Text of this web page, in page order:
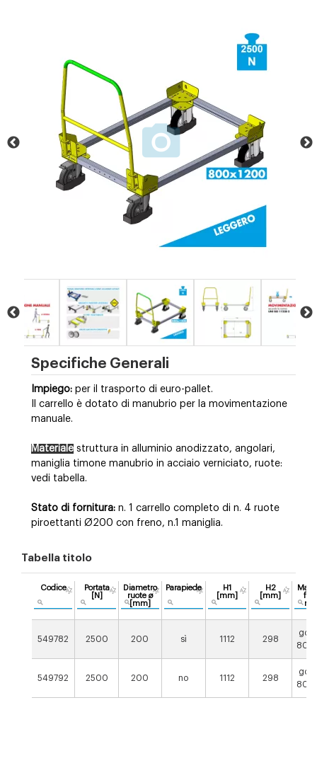
Specifiche Generali
Impiego: per il trasporto di euro-pallet.
Il carrello è dotato di manubrio per la movimentazione
manuale.
Materiale struttura in alluminio anodizzato, angolari,
maniglia timone manubrio in acciaio verniciato, ruote:
vedi tabella.
Stato di fornitura: n. 1 carrello completo di n. 4 ruote
piroettanti Ø200 con freno, n.1 maniglia.
Tabella titolo
Codice
Portata
[N]
Diametro
ruote ø
[mm]
Parapiede
H1
[mm]
H2
[mm]
549782 2500 200 sì 1112 298
80
549792 2500 200 no 1112 298
80